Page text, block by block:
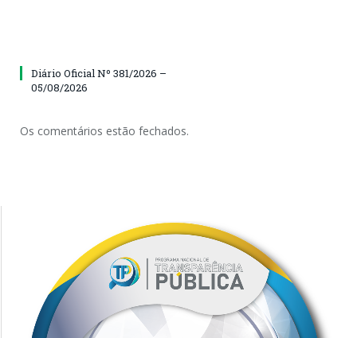
Diário Oficial Nº 381/2026 –
05/08/2026
Os comentários estão fechados.